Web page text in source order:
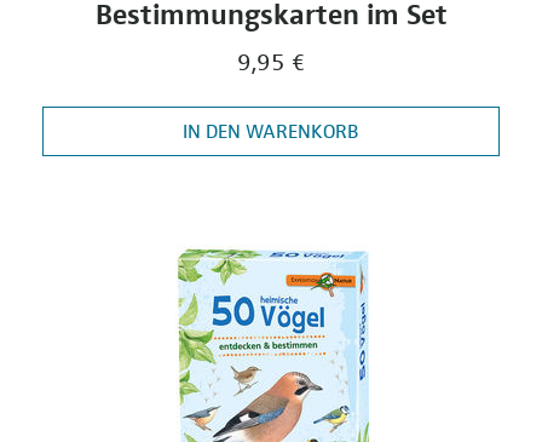
Bestimmungskarten im Set
9,95 €
IN DEN WARENKORB